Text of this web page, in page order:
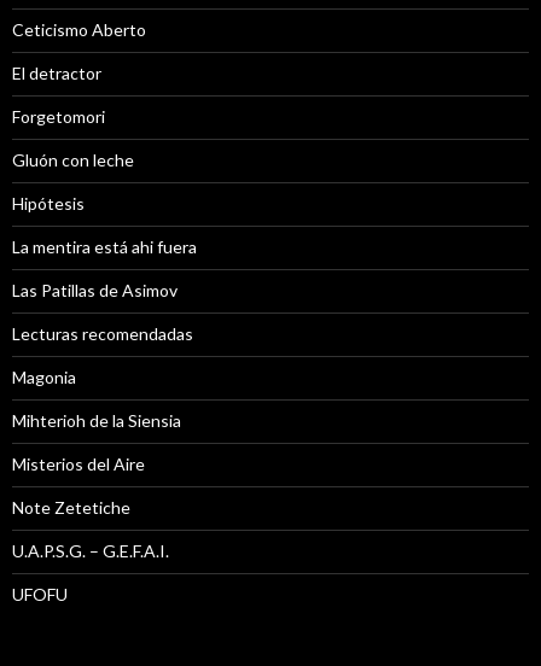
Ceticismo Aberto
El detractor
Forgetomori
Gluón con leche
Hipótesis
La mentira está ahi fuera
Las Patillas de Asimov
Lecturas recomendadas
Magonia
Mihterioh de la Siensia
Misterios del Aire
Note Zetetiche
U.A.P.S.G. – G.E.F.A.I.
UFOFU